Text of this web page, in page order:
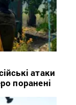
атаки
поранені